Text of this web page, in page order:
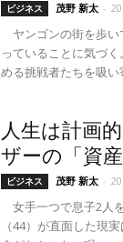
ビジネス 茂野 新太 -
ヤンゴンの街を歩い
っていることに気づ
める挑戦者たちを吸い
人生は計画
ザーの「資産
ビジネス 茂野 新太 -
女手一つで息子2人
（44）が直面した現